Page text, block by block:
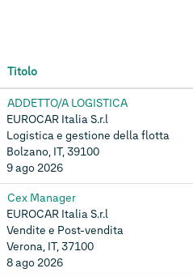
Titolo
ADDETTO/A LOGISTICA
EUROCAR Italia S.r.l
Logistica e gestione della flotta
Bolzano, IT, 39100
9 ago 2026
Cex Manager
EUROCAR Italia S.r.l
Vendite e Post-vendita
Verona, IT, 37100
8 ago 2026